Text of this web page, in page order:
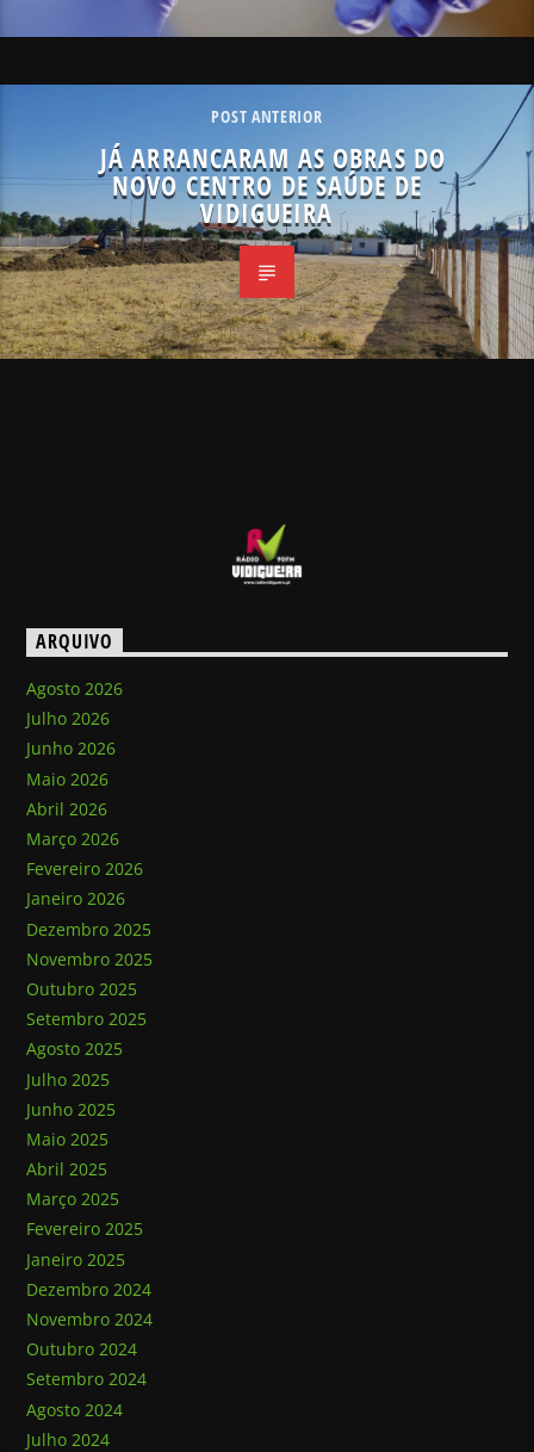
POST ANTERIOR
JÁ ARRANCARAM AS OBRAS DO
NOVO CENTRO DE SAÚDE DE
VIDIGUEIRA
ARQUIVO
Agosto 2026
Julho 2026
Junho 2026
Maio 2026
Abril 2026
Março 2026
Fevereiro 2026
Janeiro 2026
Dezembro 2025
Novembro 2025
Outubro 2025
Setembro 2025
Agosto 2025
Julho 2025
Junho 2025
Maio 2025
Abril 2025
Março 2025
Fevereiro 2025
Janeiro 2025
Dezembro 2024
Novembro 2024
Outubro 2024
Setembro 2024
Agosto 2024
Julho 2024